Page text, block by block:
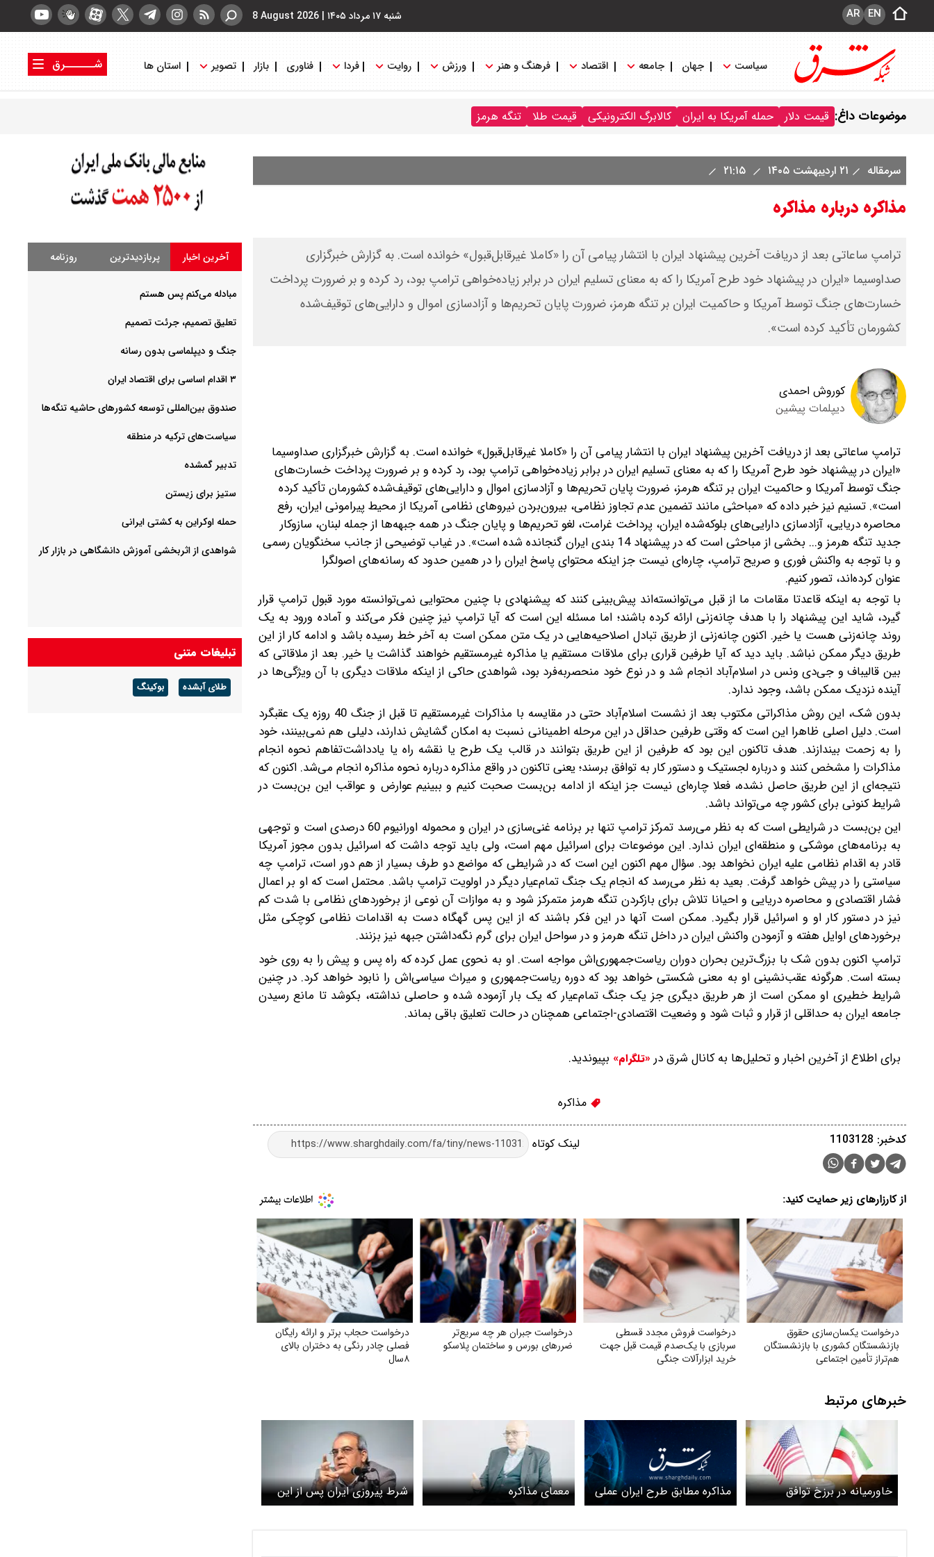
شنبه ۱۷ مرداد ۱۴۰۵ |
8 August 2026 EN
AR
سیاست جهان جامعه اقتصاد فرهنگ و هنر ورزش روایت فردا فناوری بازار تصویر استان ها
شــــــرق
موضوعات داغ: قیمت دلار حمله آمریکا به ایران کالابرگ الکترونیکی قیمت طلا تنگه هرمز
سرمقاله ۲۱ اردیبهشت ۱۴۰۵
مذاکره درباره مذاکره
ترامپ ساعاتی بعد از دریافت آخرین پیشنهاد ایران با انتشار پیامی آن را «کاملا غیرقابل‌قبول» خوانده است. به گزارش خبرگزاری
صداوسیما «ایران در پیشنهاد خود طرح آمریکا را که به معنای تسلیم ایران در برابر زیاده‌خواهی ترامپ بود، رد کرده و بر ضرورت پرداخت
خسارت‌های جنگ توسط آمریکا و حاکمیت ایران بر تنگه هرمز، ضرورت پایان تحریم‌ها و آزادسازی اموال و دارایی‌های توقیف‌شده
کشورمان تأکید کرده است».
کوروش احمدی
دیپلمات پیشین
ترامپ ساعاتی بعد از دریافت آخرین پیشنهاد ایران با انتشار پیامی آن را «کاملا غیرقابل‌قبول» خوانده است. به گزارش خبرگزاری صداوسیما
«ایران در پیشنهاد خود طرح آمریکا را که به معنای تسلیم ایران در برابر زیاده‌خواهی ترامپ بود، رد کرده و بر ضرورت پرداخت خسارت‌های
جنگ توسط آمریکا و حاکمیت ایران بر تنگه هرمز، ضرورت پایان تحریم‌ها و آزادسازی اموال و دارایی‌های توقیف‌شده کشورمان تأکید کرده
است». تسنیم نیز خبر داده که «مباحثی مانند تضمین عدم تجاوز نظامی، بیرون‌بردن نیروهای نظامی آمریکا از محیط پیرامونی ایران، رفع
محاصره دریایی، آزادسازی دارایی‌های بلوکه‌شده ایران، پرداخت غرامت، لغو تحریم‌ها و پایان جنگ در همه جبهه‌ها از جمله لبنان، سازوکار
جدید تنگه هرمز و... بخشی از مباحثی است که در پیشنهاد 14 بندی ایران گنجانده شده است». در غیاب توضیحی از جانب سخنگویان رسمی
و با توجه به واکنش فوری و صریح ترامپ، چاره‌ای نیست جز اینکه محتوای پاسخ ایران را در همین حدود که رسانه‌های اصولگرا
عنوان کرده‌اند، تصور کنیم.
‌با توجه به اینکه قاعدتا مقامات ما از قبل می‌توانسته‌اند پیش‌بینی کنند که پیشنهادی با چنین محتوایی نمی‌توانسته مورد قبول ترامپ قرار
گیرد، شاید این پیشنهاد را با هدف چانه‌زنی ارائه کرده‌ باشند؛ اما مسئله این است که آیا ترامپ نیز چنین فکر می‌کند و آماده ورود به یک
روند چانه‌زنی هست یا خیر. اکنون چانه‌زنی از طریق تبادل اصلاحیه‌هایی در یک متن ممکن است به آخر خط رسیده باشد و ادامه کار از این
طریق دیگر ممکن نباشد. باید دید که آیا طرفین قراری برای ملاقات مستقیم یا مذاکره غیرمستقیم خواهند گذاشت یا خیر. بعد از ملاقاتی که
بین قالیباف و جی‌دی ونس در اسلام‌آباد انجام شد و در نوع خود منحصربه‌فرد بود، شواهدی حاکی از اینکه ملاقات دیگری با آن ویژگی‌ها در
آینده نزدیک ممکن باشد، وجود ندارد.
بدون شک، این روش مذاکراتی مکتوب بعد از نشست اسلام‌آباد حتی در مقایسه با مذاکرات غیرمستقیم تا قبل از جنگ 40 روزه یک عقبگرد
است. دلیل اصلی ظاهرا این است که وقتی طرفین حداقل در این مرحله اطمینانی نسبت به امکان گشایش ندارند، دلیلی هم نمی‌بینند، خود
را به زحمت بیندازند. هدف تاکنون این بود که طرفین از این طریق بتوانند در قالب یک طرح یا نقشه راه یا یادداشت‌تفاهم نحوه انجام
مذاکرات را مشخص کنند و درباره لجستیک و دستور کار به توافق برسند؛ یعنی تاکنون در واقع مذاکره درباره نحوه مذاکره انجام می‌شد. اکنون که
نتیجه‌ای از این طریق حاصل نشده، فعلا چاره‌ای نیست جز اینکه از ادامه بن‌بست صحبت کنیم و ببینیم عوارض و عواقب این بن‌بست در
شرایط کنونی برای کشور چه می‌تواند باشد.
این بن‌بست در شرایطی است که به نظر می‌رسد تمرکز ترامپ تنها بر برنامه غنی‌سازی در ایران و محموله اورانیوم 60 درصدی است و توجهی
به برنامه‌های موشکی و منطقه‌ای ایران ندارد. این موضوعات برای اسرائیل مهم است، ولی باید توجه داشت که اسرائیل بدون مجوز آمریکا
قادر به اقدام نظامی علیه ایران نخواهد بود. سؤال مهم اکنون این است که در شرایطی که مواضع دو طرف بسیار از هم دور است، ترامپ چه
سیاستی را در پیش خواهد گرفت. بعید به نظر می‌رسد که انجام یک جنگ تمام‌عیار دیگر در اولویت ترامپ باشد. محتمل است که او بر اعمال
فشار اقتصادی و محاصره دریایی و احیانا تلاش برای بازکردن تنگه هرمز متمرکز شود و به موازات آن نوعی از برخوردهای نظامی با شدت کم
نیز در دستور کار او و اسرائیل قرار بگیرد. ممکن است آنها در این فکر باشند که از این پس گهگاه دست به اقدامات نظامی کوچکی مثل
برخوردهای اوایل هفته و آزمودن واکنش ایران در داخل تنگه هرمز و در سواحل ایران برای گرم نگه‌داشتن جبهه نیز بزنند.
ترامپ اکنون بدون شک با بزرگ‌ترین بحران دوران ریاست‌جمهوری‌اش مواجه است. او به نحوی عمل کرده که راه پس و پیش را به روی خود
بسته است. هرگونه عقب‌نشینی او به معنی شکستی خواهد بود که دوره ریاست‌جمهوری و میراث سیاسی‌اش را نابود خواهد کرد. در چنین
شرایط خطیری او ممکن است از هر طریق دیگری جز یک جنگ تمام‌عیار که یک بار آزموده شده و حاصلی نداشته، بکوشد تا مانع رسیدن
جامعه ایران به حداقلی از قرار و ثبات شود و وضعیت اقتصادی-اجتماعی همچنان در حالت تعلیق باقی بماند.
برای اطلاع از آخرین اخبار و تحلیل‌ها به کانال شرق در «تلگرام» بپیوندید.
مذاکره
لینک کوتاه کدخبر: 1103128
از کارزارهای زیر حمایت کنید:
درخواست یکسان‌سازی حقوق
بازنشستگان کشوری با بازنشستگان
هم‌تراز تأمین اجتماعی
درخواست فروش مجدد قسطی
سربازی با یک‌صدم قیمت قبل جهت
خرید ابزارآلات جنگی
درخواست جبران هر چه سریع‌تر
ضررهای بورس و ساختمان پلاسکو
درخواست حجاب برتر و ارائه رایگان
فصلی چادر رنگی به دختران بالای
۸سال
خبرهای مرتبط
خاورمیانه در برزخ توافق
مذاکره مطابق طرح ایران عملی
است
معمای مذاکره
شرط پیروزی ایران پس از این
چیست؟
آخرین اخبار پربازدیدترین روزنامه
مبادله می‌کنم پس هستم
تعلیق تصمیم، جرئت تصمیم
جنگ و دیپلماسی بدون رسانه
۳ اقدام اساسی برای اقتصاد ایران
صندوق بین‌المللی توسعه کشورهای حاشیه تنگه‌ها
سیاست‌های ترکیه در منطقه
تدبیر گمشده
ستیز برای زیستن
حمله اوکراین به کشتی ایرانی
شواهدی از اثربخشی آموزش دانشگاهی در بازار کار
تبلیغات متنی
طلای آبشده بوکینگ